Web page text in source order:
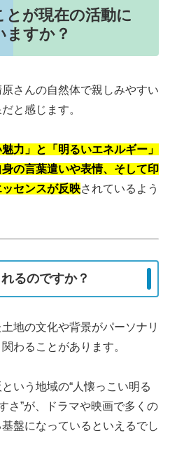
とが現在の活動に
ますか？
さんの自然体で親しみやすい
と感じます。
力」と「明るいエネルギー」
の言葉遣いや表情、そして印
センスが反映されているよう
るのですか？
地の文化や背景がパーソナリ
わることがあります。
いう地域の“人懐っこい明る
さ”が、ドラマや映画で多くの
盤になっているといえるでし